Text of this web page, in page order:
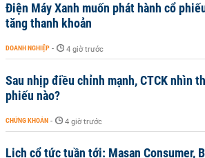
Điện Máy Xanh muốn phát hành cổ
tăng thanh khoản
DOANH NGHIỆP - 4 giờ trước
Sau nhịp điều chỉnh mạnh, CTCK nhìn
phiếu nào?
CHỨNG KHOÁN - 4 giờ trước
Lịch cổ tức tuần tới: Masan Consumer,